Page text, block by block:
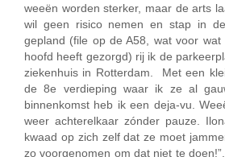
weeën worden sterker, maar de arts
wil geen risico nemen en stap in
gepland (file op de A58, wat voor
hoofd heeft gezorgd) rij ik de
ziekenhuis in Rotterdam. Met een
de 8e verdieping waar ik ze al
binnenkomst heb ik een deja-vu.
weer achterelkaar zónder pauze.
kwaad op zich zelf dat ze moet
zo voorgenomen om dat niet te